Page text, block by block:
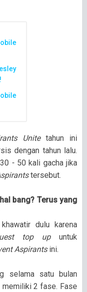
Unite tahun ini
dengan tahun lalu.
- 50 kali gacha jika
tersebut.
bang? Terus yang
dulu karena
top upuntuk
Aspirantsini.
selama satu bulan
memiliki 2 fase. Fase